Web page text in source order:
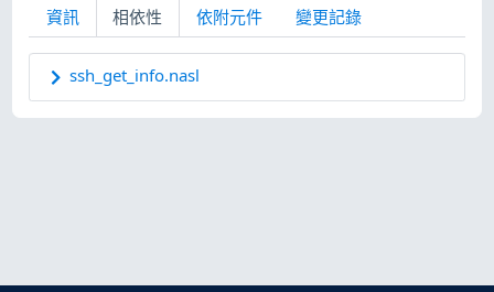
資訊 相依性 依附元件 變更記錄
ssh_get_info.nasl